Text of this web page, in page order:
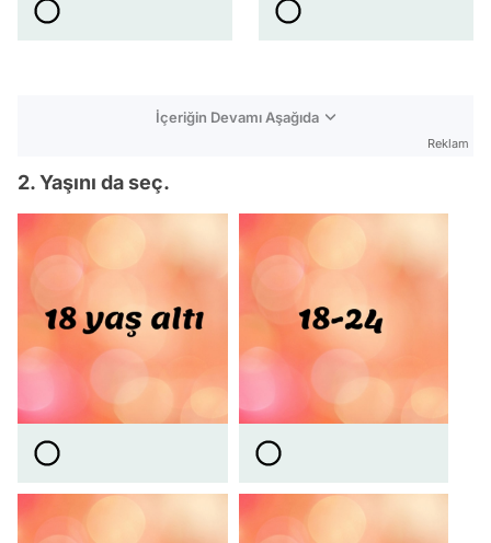
İçeriğin Devamı Aşağıda
Reklam
2. Yaşını da seç.